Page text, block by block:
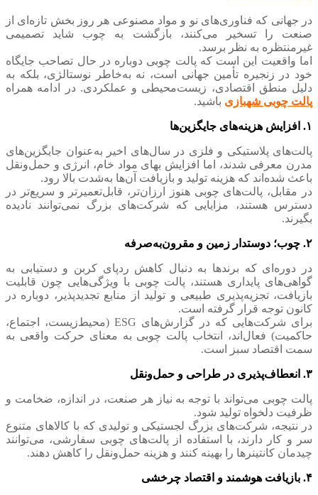
در جهانی که فناوری‌های نو و مواد مصنوعی هر روز بخش تازه‌ای از
صنعت را تسخیر می‌کنند، بازگشت به چوب شاید تصمیمی
غیرمنتظره به نظر برسد.
اما واقعیت این است که پالت چوبی دوباره در حال تصاحب جایگاه
خود در زنجیره تأمین جهانی است، نه به‌خاطر نوستالژی، بلکه به
دلیل منطق اقتصادی، زیست‌محیطی و عملکردی. در ادامه همراه
پالت چوبی شهبازی باشید.
۱. افزایش هزینه‌های جایگزین‌ها
پالت‌های پلاستیکی و فلزی در سال‌های اخیر به‌عنوان جایگزین‌های
مدرن معرفی شدند، اما افزایش بهای مواد خام، انرژی و حمل‌ونقل
باعث شده‌اند که هزینه تولید و بازیافت آن‌ها به‌شدت بالا رود.
در مقابل، پالت‌های چوبی هنوز ارزان‌تر، قابل‌تعمیرتر و سریع‌تر در
دسترس هستند، مزایایی که شرکت‌های بزرگ نمی‌توانند نادیده
بگیرند.
۲. چوب؛ دوستدار زمین و مقرون‌به‌صرفه
در دوره‌ای که برندها به دنبال کاهش ردپای کربن و دستیابی به
گواهی‌های پایداری هستند، پالت چوبی با ویژگی‌هایی چون قابلیت
بازیافت، تجزیه‌پذیری طبیعی و تولید از منابع تجدیدپذیر، دوباره در
کانون توجه قرار گرفته است.
برای شرکت‌هایی که در گزارش‌های ESG (محیط‌زیست، اجتماع،
حاکمیت) فعال‌اند، انتخاب پالت چوبی به معنای حرکت واقعی به
سمت اقتصاد سبز است.
۳. انعطاف‌پذیری در طراحی و حمل‌ونقل
پالت چوبی می‌تواند با توجه به نیاز هر صنعت، در اندازه، ضخامت و
ظرفیت دلخواه تولید شود.
در نتیجه، شرکت‌های بزرگ لجستیکی و تولیدی که با کالاهای متنوع
سر و کار دارند، با استفاده از پالت‌های چوبی سفارشی، می‌توانند
چیدمان کانتینرها را بهینه کنند و هزینه حمل‌ونقل را کاهش دهند.
۴. بازیافت هوشمند و اقتصاد چرخشی